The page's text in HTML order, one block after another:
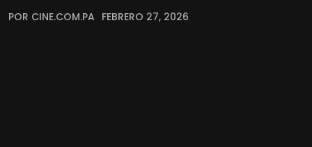
POR CINE.COM.PA FEBRERO 27, 2026